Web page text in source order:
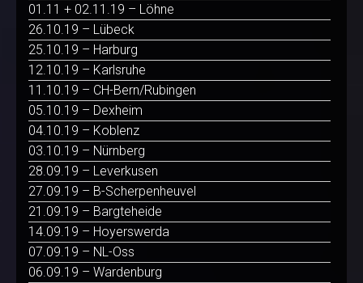
01.11 + 02.11.19 – Löhne
26.10.19 – Lübeck
25.10.19 – Harburg
12.10.19 – Karlsruhe
11.10.19 – CH-Bern/Rubingen
05.10.19 – Dexheim
04.10.19 – Koblenz
03.10.19 – Nürnberg
28.09.19 – Leverkusen
27.09.19 – B-Scherpenheuvel
21.09.19 – Bargteheide
14.09.19 – Hoyerswerda
07.09.19 – NL-Oss
06.09.19 – Wardenburg